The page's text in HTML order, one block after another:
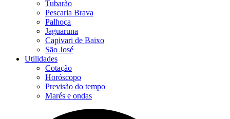
Tubarão
Pescaria Brava
Palhoça
Jaguaruna
Capivari de Baixo
São José
Utilidades
Cotação
Horóscopo
Previsão do tempo
Marés e ondas